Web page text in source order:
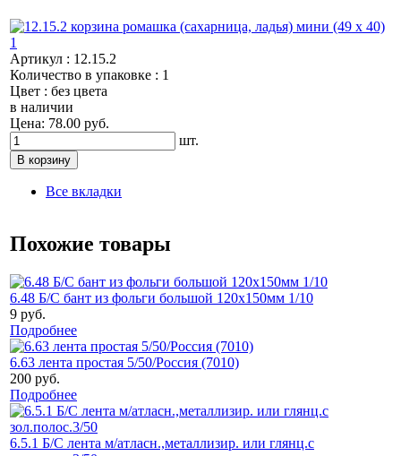
Артикул : 12.15.2
Количество в упаковке : 1
Цвет : без цвета
в наличии
Цена: 78.00 руб.
шт.
Все вкладки
Похожие товары
6.48 Б/С бант из фольги большой 120х150мм 1/10
9 руб.
Подробнее
6.63 лента простая 5/50/Россия (7010)
200 руб.
Подробнее
6.5.1 Б/С лента м/атласн.,металлизир. или глянц.с